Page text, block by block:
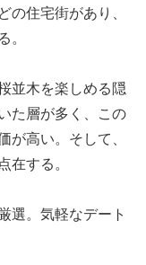
住宅街があり、
並木を楽しめる隠
た層が多く、この
高い。そして、
する。
選。気軽なデート